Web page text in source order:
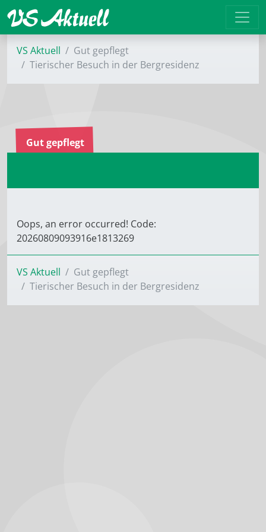
VS Aktuell
Gut gepflegt
Tierischer Besuch in der Bergresidenz
Gut gepflegt
Oops, an error occurred! Code:
20260809093916e1813269
VS Aktuell
Gut gepflegt
Tierischer Besuch in der Bergresidenz